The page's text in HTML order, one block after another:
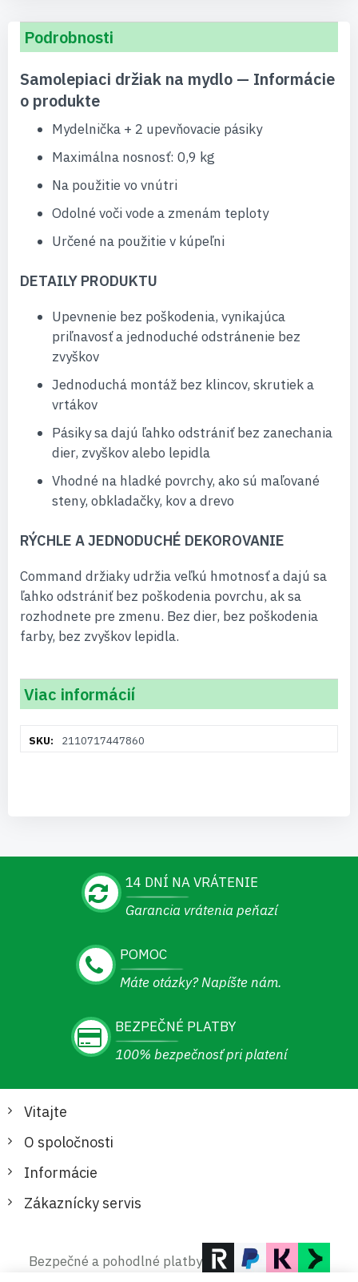
Podrobnosti
Samolepiaci držiak na mydlo — Informácie
o produkte
Mydelnička + 2 upevňovacie pásiky
Maximálna nosnosť: 0,9 kg
Na použitie vo vnútri
Odolné voči vode a zmenám teploty
Určené na použitie v kúpeľni
DETAILY PRODUKTU
Upevnenie bez poškodenia, vynikajúca
priľnavosť a jednoduché odstránenie bez
zvyškov
Jednoduchá montáž bez klincov, skrutiek a
vrtákov
Pásiky sa dajú ľahko odstrániť bez zanechania
dier, zvyškov alebo lepidla
Vhodné na hladké povrchy, ako sú maľované
steny, obkladačky, kov a drevo
RÝCHLE A JEDNODUCHÉ DEKOROVANIE
Command držiaky udržia veľkú hmotnosť a dajú sa
ľahko odstrániť bez poškodenia povrchu, ak sa
rozhodnete pre zmenu. Bez dier, bez poškodenia
farby, bez zvyškov lepidla.
Viac informácií
informácií2110717447860
14 DNÍ NA VRÁTENIE
Garancia vrátenia peňazí
POMOC
Máte otázky? Napíšte nám.
BEZPEČNÉ PLATBY
100% bezpečnosť pri platení
Vitajte
O spoločnosti
Informácie
Zákaznícky servis
Bezpečné a pohodlné platby